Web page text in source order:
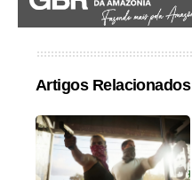
Artigos Relacionados